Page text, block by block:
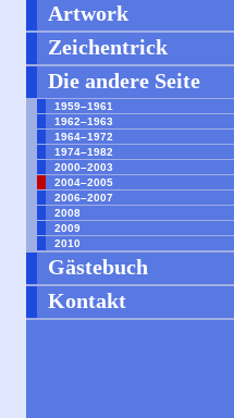
Artwork
Zeichentrick
Die andere Seite
1959–1961
1962–1963
1964–1972
1974–1982
2000–2003
2004–2005
2006–2007
2008
2009
2010
Gästebuch
Kontakt